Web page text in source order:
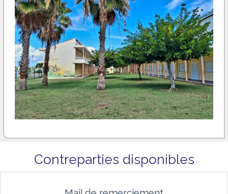
Contreparties disponibles